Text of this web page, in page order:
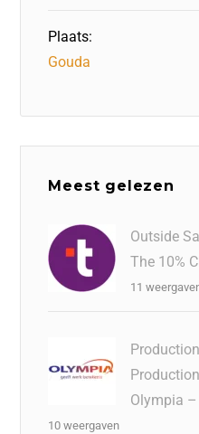
Plaats:
Gouda
Meest gelezen
Outside
The 10%
11
Olympia
10 weergaven